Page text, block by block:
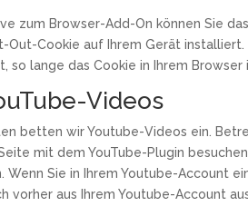
zum Browser-Add-On können Sie
Out-Cookie auf Ihrem Gerät
so lange das Cookie in Ihrem
Videos
betten wir Youtube-Videos ein.
mit dem YouTube-Plugin
Wenn Sie in Ihrem Youtube-Account
vorher aus Ihrem Youtube-Account